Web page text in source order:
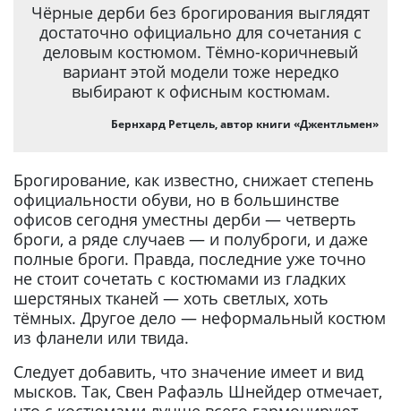
Чёрные дерби без брогирования выглядят
достаточно официально для сочетания с
деловым костюмом. Тёмно-коричневый
вариант этой модели тоже нередко
выбирают к офисным костюмам.
Бернхард Ретцель, автор книги «Джентльмен»
Брогирование, как известно, снижает степень
официальности обуви, но в большинстве
офисов сегодня уместны дерби — четверть
броги, а ряде случаев — и полуброги, и даже
полные броги. Правда, последние уже точно
не стоит сочетать с костюмами из гладких
шерстяных тканей — хоть светлых, хоть
тёмных. Другое дело — неформальный костюм
из фланели или твида.
Следует добавить, что значение имеет и вид
мысков. Так, Свен Рафаэль Шнейдер отмечает,